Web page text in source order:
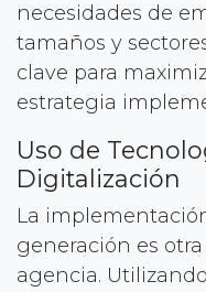
necesidades de
tamaños y
clave para
estrategia
Uso de
Digitalización
La
generación es
agencia.